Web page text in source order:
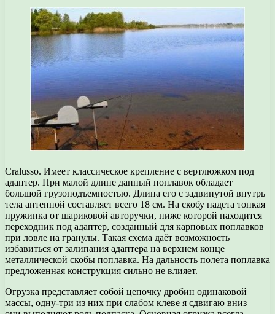
Cralusso. Имеет классическое крепление с вертлюжком под
адаптер. При малой длине данный поплавок обладает
большой грузоподъемностью. Длина его с задвинутой внутрь
тела антенной составляет всего 18 см. На скобу надета тонкая
пружинка от шариковой авторучки, ниже которой находится
переходник под адаптер, созданный для карповых поплавков
при ловле на гранулы. Такая схема даёт возможность
избавиться от залипания адаптера на верхнем конце
металлической скобы поплавка. На дальность полета поплавка
предложенная конструкция сильно не влияет.
Огрузка представляет собой цепочку дробин одинаковой
массы, одну-три из них при слабом клеве я сдвигаю вниз –